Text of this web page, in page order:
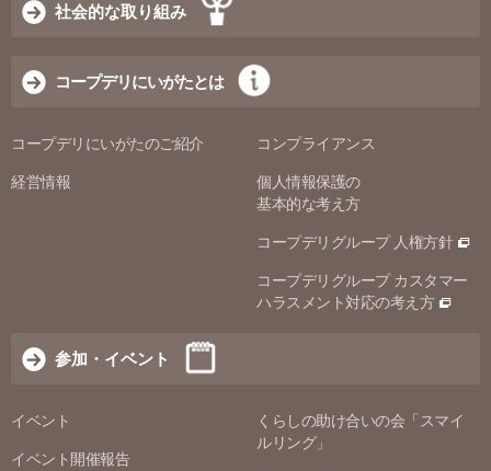
社会的な取り組み
コープデリにいがたとは
コープデリにいがたのご紹介
経営情報
コンプライアンス
個人情報保護の
基本的な考え方
コープデリグループ 人権方針
コープデリグループ カスタマー
ハラスメント対応の考え方
参加・イベント
イベント
イベント開催報告
くらしの助け合いの会「スマイ
ルリング」